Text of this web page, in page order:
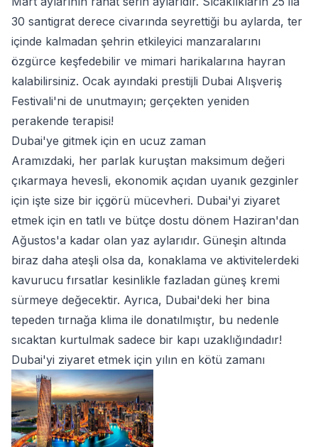
30 santigrat derece civarında seyrettiği bu aylarda, ter
içinde kalmadan şehrin etkileyici manzaralarını
özgürce keşfedebilir ve mimari harikalarına hayran
kalabilirsiniz. Ocak ayındaki prestijli Dubai Alışveriş
Festivali'ni de unutmayın; gerçekten yeniden
perakende terapisi!
Dubai'ye gitmek için en ucuz zaman
Aramızdaki, her parlak kuruştan maksimum değeri
çıkarmaya hevesli, ekonomik açıdan uyanık gezginler
için işte size bir içgörü mücevheri. Dubai'yi ziyaret
etmek için en tatlı ve bütçe dostu dönem Haziran'dan
Ağustos'a kadar olan yaz aylarıdır. Güneşin altında
biraz daha ateşli olsa da, konaklama ve aktivitelerdeki
kavurucu fırsatlar kesinlikle fazladan güneş kremi
sürmeye değecektir. Ayrıca, Dubai'deki her bina
tepeden tırnağa klima ile donatılmıştır, bu nedenle
sıcaktan kurtulmak sadece bir kapı uzaklığındadır!
Dubai'yi ziyaret etmek için yılın en kötü zamanı